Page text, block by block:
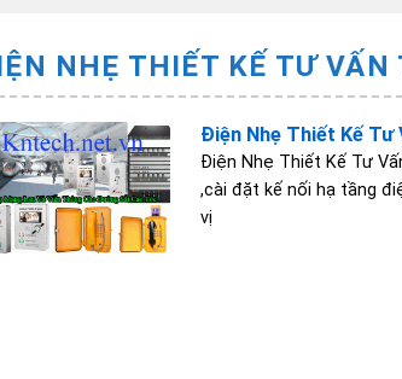
NHẸ THIẾT KẾ TƯ VẤN
Điện Nhẹ Thiết Kế Tư
Điện Nhẹ Thiết Kế Tư
,cài đặt kế nối hạ tầng
vị